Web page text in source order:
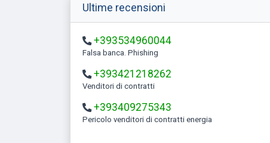
Ultime recensioni
+393534960044
Falsa banca. Phishing
+393421218262
Venditori di contratti
+393409275343
Pericolo venditori di contratti energia